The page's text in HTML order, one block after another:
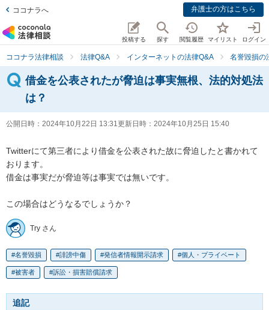
ココナラへ 弁護士の方はこちら
投稿する 探す 閲覧履歴 マイリスト ログイン
ココナラ法律相談 法律Q&A インターネットの法律Q&A 名誉毀損の
借金を公表されたが脅迫は事実無根、法的対処法
は？
公開日時： 2024年10月22日 13:31更新日時： 2024年10月25日 15:40
Twitterにて第三者により借金を公表された故に脅迫したと書かれて
おります。
借金は事実だが脅迫等は事実では無いです。
この場合はどうなるでしょうか？
Try さん
名誉毀損 誹謗中傷 発信者情報開示請求 個人・プライベート
被害者 訴訟・損害賠償請求
追記